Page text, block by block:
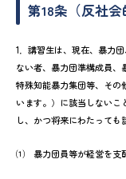
第18条（反社会
1．講習生は、現在、暴力
ない者、暴力団準構成員、
特殊知能暴力集団等、その
います。）に該当しないこ
し、かつ将来にわたっても
⑴ 暴力団員等が経営を支